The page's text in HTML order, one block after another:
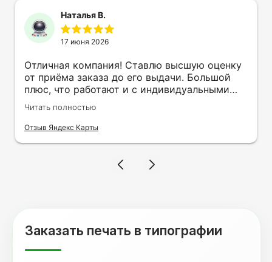
Наталья В.
17 июня 2026
Отличная компания! Ставлю высшую оценку
от приёма заказа до его выдачи. Большой
плюс, что работают и с индивидуальными
заказами. Нелбходимо было нанести принт
на кружку в подарок. Заказ был исполнен
оперативно и ооочень красиво, даже не
терпеливость, отвечала на все мои вопросы.
Читать полностью
Отзыв Яндекс Карты
Заказать печать в типографии